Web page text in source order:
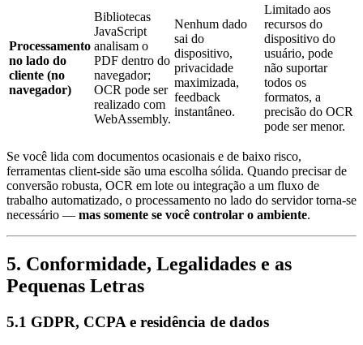
Processamento
no lado do
cliente (no
navegador)
Bibliotecas
JavaScript
analisam o
PDF dentro do
navegador;
OCR pode ser
realizado com
WebAssembly.
Nenhum dado
sai do
dispositivo,
privacidade
maximizada,
feedback
instantâneo.
Limitado aos
recursos do
dispositivo do
usuário, pode
não suportar
todos os
formatos, a
precisão do OCR
pode ser menor.
Se você lida com documentos ocasionais e de baixo risco,
ferramentas client‑side são uma escolha sólida. Quando precisar de
conversão robusta, OCR em lote ou integração a um fluxo de
trabalho automatizado, o processamento no lado do servidor torna‑se
necessário — mas somente se você controlar o ambiente.
5. Conformidade, Legalidades e as
Pequenas Letras
5.1 GDPR, CCPA e residência de dados